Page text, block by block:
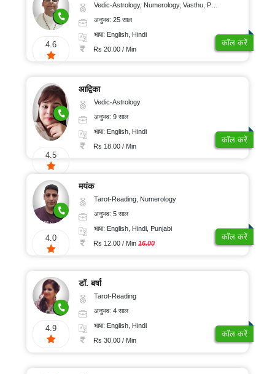
4.6
Vedic-Astrology, Numerology, Vasthu, Prashna-Kundali
अनुभव: 25 साल
भाषा: English, Hindi
Rs 20.00 / Min
कॉल करें
4.5
आद्विका
Vedic-Astrology
अनुभव: 9 साल
भाषा: English, Hindi
Rs 18.00 / Min
कॉल करें
4.0
मयंक
Tarot-Reading, Numerology
अनुभव: 5 साल
भाषा: English, Hindi, Punjabi
Rs 12.00 / Min16.00
कॉल करें
4.9
डॉ. बर्षा
Tarot-Reading
अनुभव: 4 साल
भाषा: English, Hindi
Rs 30.00 / Min
कॉल करें